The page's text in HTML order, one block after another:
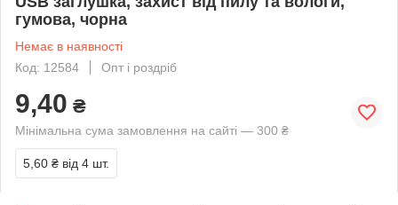
гумова, чорна
Немає в наявності
Код: 12584
Опт і роздріб
9,40 ₴
Мінімальна сума замовлення на сайті — 300 ₴
5,60 ₴ від 4 шт.